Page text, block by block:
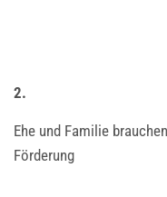
2.
Ehe und Familie
Förderung